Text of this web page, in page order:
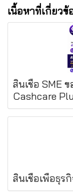
เนื้อหาที่เกี่ยวข้
สินเชื่อ SME
Cashcare
สินเชื่อเพื่อธุร